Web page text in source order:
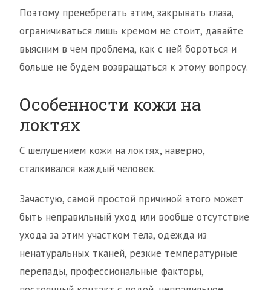
Поэтому пренебрегать этим, закрывать глаза,
ограничиваться лишь кремом не стоит, давайте
выясним в чем проблема, как с ней бороться и
больше не будем возвращаться к этому вопросу.
Особенности кожи на
локтях
С шелушением кожи на локтях, наверно,
сталкивался каждый человек.
Зачастую, самой простой причиной этого может
быть неправильный уход или вообще отсутствие
ухода за этим участком тела, одежда из
ненатуральных тканей, резкие температурные
перепады, профессиональные факторы,